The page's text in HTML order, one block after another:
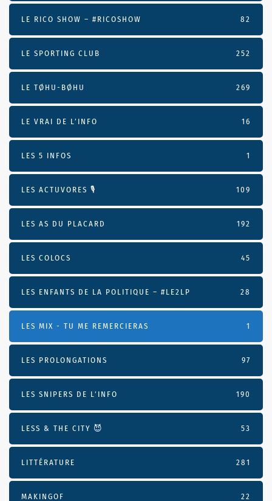
LE RICO SHOW – #RICOSHOW 82
LE SPORTING CLUB 252
LE TØHU-BØHU 269
LE VRAI DE L’INFO 16
LES 5 INFOS 1
LES ACTUVORES 🎙 109
LES AS DU PLACARD 192
LES COLOCS 45
LES ENFANTS DE LA POLITIQUE – #LE2LP 28
LES MIX - TU ME REMERCIERAS 1
LES PROLONGATIONS 97
LES SNIPERS DE L’INFO 190
LESS & THE CITY 😈 53
LITTÉRATURE 281
MAKINGOF 22